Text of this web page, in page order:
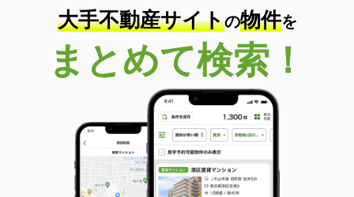
大手不動産サイトの物件を
まとめて検索！